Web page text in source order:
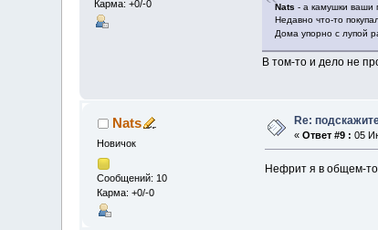
Карма: +0/-0
Nats - а камушки ваши
Недавно что-то
Дома упорно с лупой
В том-то и дело не
Nats
Новичок
Сообщений: 10
Карма: +0/-0
Re:
«Ответ #9 : 05
Нефрит я в общем-то